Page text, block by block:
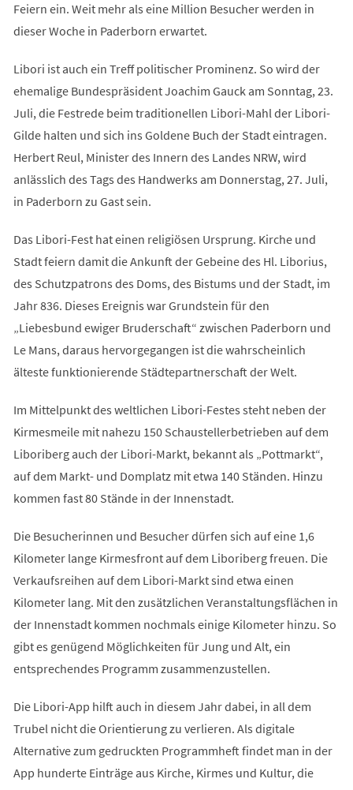
Feiern ein. Weit mehr als eine Million Besucher werden in
dieser Woche in Paderborn erwartet.
Libori ist auch ein Treff politischer Prominenz. So wird der
ehemalige Bundespräsident Joachim Gauck am Sonntag, 23.
Juli, die Festrede beim traditionellen Libori-Mahl der Libori-
Gilde halten und sich ins Goldene Buch der Stadt eintragen.
Herbert Reul, Minister des Innern des Landes NRW, wird
anlässlich des Tags des Handwerks am Donnerstag, 27. Juli,
in Paderborn zu Gast sein.
Das Libori-Fest hat einen religiösen Ursprung. Kirche und
Stadt feiern damit die Ankunft der Gebeine des Hl. Liborius,
des Schutzpatrons des Doms, des Bistums und der Stadt, im
Jahr 836. Dieses Ereignis war Grundstein für den
„Liebesbund ewiger Bruderschaft“ zwischen Paderborn und
Le Mans, daraus hervorgegangen ist die wahrscheinlich
älteste funktionierende Städtepartnerschaft der Welt.
Im Mittelpunkt des weltlichen Libori-Festes steht neben der
Kirmesmeile mit nahezu 150 Schaustellerbetrieben auf dem
Liboriberg auch der Libori-Markt, bekannt als „Pottmarkt“,
auf dem Markt- und Domplatz mit etwa 140 Ständen. Hinzu
kommen fast 80 Stände in der Innenstadt.
Die Besucherinnen und Besucher dürfen sich auf eine 1,6
Kilometer lange Kirmesfront auf dem Liboriberg freuen. Die
Verkaufsreihen auf dem Libori-Markt sind etwa einen
Kilometer lang. Mit den zusätzlichen Veranstaltungsflächen in
der Innenstadt kommen nochmals einige Kilometer hinzu. So
gibt es genügend Möglichkeiten für Jung und Alt, ein
entsprechendes Programm zusammenzustellen.
Die Libori-App hilft auch in diesem Jahr dabei, in all dem
Trubel nicht die Orientierung zu verlieren. Als digitale
Alternative zum gedruckten Programmheft findet man in der
App hunderte Einträge aus Kirche, Kirmes und Kultur, die